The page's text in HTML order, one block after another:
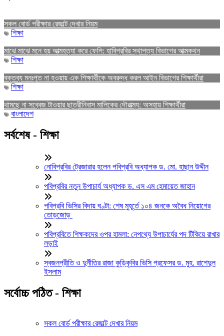
সকল বোর্ড পরীক্ষার রেজাল্ট দেখার নিয়ম
শিক্ষা
মাঝে মাঝে মনে হয় আত্মহত্যা করে ফেলি: হাবিপ্রবির স্থাপত্য বিভাগের আত্মকথন
শিক্ষা
বক্তব্য মনঃপুত না হওয়ায় এক শিক্ষার্থীকে অবরুদ্ধ করল আইন বিভাগের শিক্ষার্থীরা
শিক্ষা
থামছে না সব্বেজ টাওয়ার ছাত্রীনিবাস মালিকের দৌরাত্ম্য: অসহায় শিক্ষার্থীরা
বাংলাদেশ
সর্বশেষ - শিক্ষা
নোবিপ্রবির ট্রেজারার হলেন পবিপ্রবি অধ্যাপক ড. মো. হাছান উদ্দীন
পবিপ্রবির নতুন উপাচার্য অধ্যাপক ড. এস এম হেমায়েত জাহান
পবিপ্রবি ভিসির বিদায় ঘণ্টা: শেষ মুহূর্তে ১০৪ জনকে অবৈধ নিয়োগের
তোড়জোড়
পবিপ্রবিতে শিক্ষকদের ওপর হামলা: নেপথ্যে উপাচার্যের পদ টিকিয়ে রাখার
লড়াই
স্বজনপ্রীতি ও দুর্নীতির রাজা কুড়িকৃবির ভিসি প্রফেসর ড. মুহ. রাশেদুল
ইসলাম
সর্বোচ্চ পঠিত - শিক্ষা
সকল বোর্ড পরীক্ষার রেজাল্ট দেখার নিয়ম